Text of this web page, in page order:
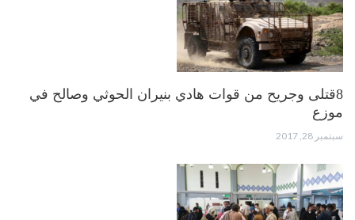
8قتلى وجريح من قوات هادي بنيران الحوثي وصالح في
موزع
سبتمبر 28, 2017